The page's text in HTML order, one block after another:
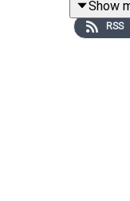
Show
RSS